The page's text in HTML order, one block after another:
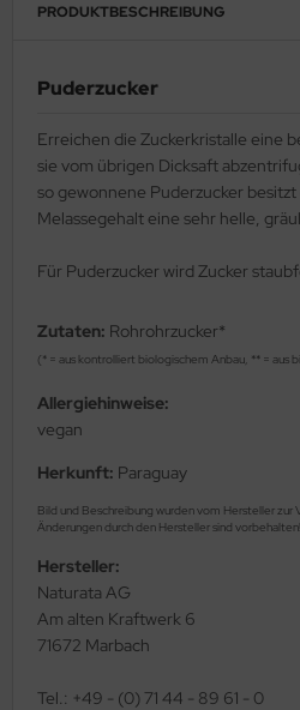
PRODUKTBESCHREIBUNG
Puderzucker
Erreichen die Zuckerkristalle eine
sie vom übrigen Dicksaft
so gewonnene Puderzucker
Melassegehalt eine sehr helle,
Für Puderzucker wird Zucker
Zutaten: Rohrohrzucker*
(* = aus kontrolliert biologischem Anbau, ** = aus
Allergiehinweise:
vegan
Herkunft: Paraguay
Bild und Beschreibung wurden vom Hersteller
Änderungen durch den Hersteller sind vorbehalten!
Hersteller:
Naturata AG
Am alten Kraftwerk 6
71672 Marbach
Tel.: +49 - (0) 71 44 - 89 61 - 0